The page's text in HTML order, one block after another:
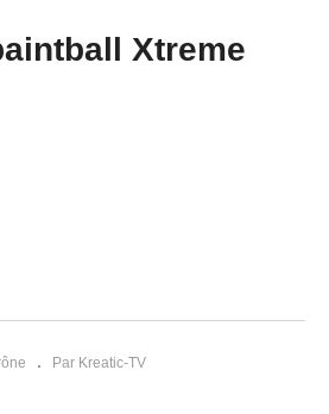
Xtreme KPS
Xtreme
Par Kreatic-TV